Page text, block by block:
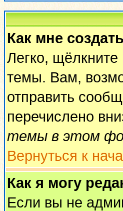
Как мне
Легко,
темы. Вам,
отправить
перечислено
темы в этом
Вернуться к
Как я могу
Если вы не